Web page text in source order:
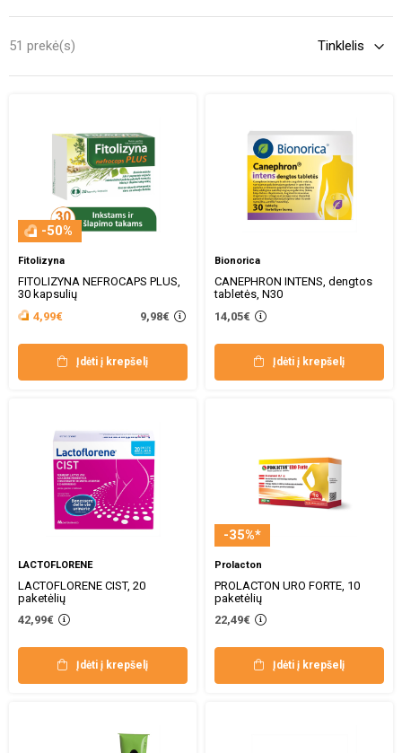
žinoti, kokie vaistai ir papildai gali padėti palengvinti simptomus
priemonių – tabletes, kapsules, gelius, miltelius bei skysčius –
skirtas tiek gydymui, tiek profilaktikai.
51 prekė(s)
-50%
Fitolizyna
FITOLIZYNA NEFROCAPS PLUS,
30 kapsulių
4,99€
9,98€
Įdėti į krepšelį
Bionorica
CANEPHRON INTENS, dengtos
tabletės, N30
14,05€
Įdėti į krepšelį
LACTOFLORENE
LACTOFLORENE CIST, 20
paketėlių
42,99€
Įdėti į krepšelį
-35%*
Prolacton
PROLACTON URO FORTE, 10
paketėlių
22,49€
Įdėti į krepšelį